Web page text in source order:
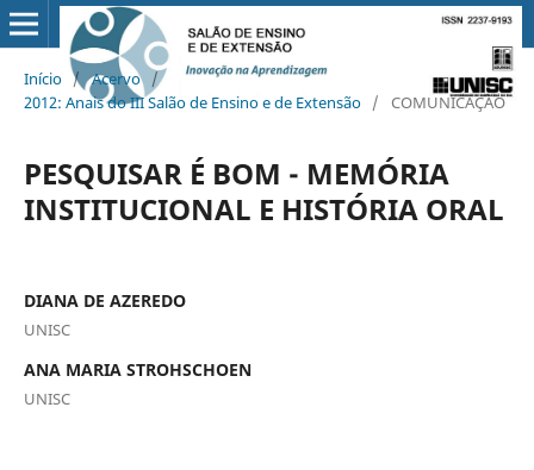
Início / Acervo /
2012: Anais do III Salão de Ensino e de Extensão / COMUNICAÇÃO
PESQUISAR É BOM - MEMÓRIA
INSTITUCIONAL E HISTÓRIA ORAL
DIANA DE AZEREDO
UNISC
ANA MARIA STROHSCHOEN
UNISC